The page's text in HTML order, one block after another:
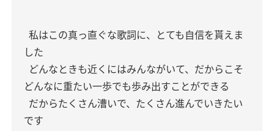
私はこの真っ直ぐな歌詞に、とても自信を貰えま
した
どんなときも近くにはみんながいて、だからこそ
どんなに重たい一歩でも歩み出すことができる
だからたくさん漕いで、たくさん進んでいきたい
です